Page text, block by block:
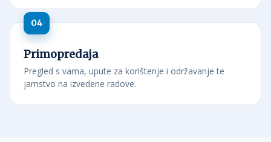
Primopredaja
Pregled s vama, upute za korištenje i održavanje te
jamstvo na izvedene radove.